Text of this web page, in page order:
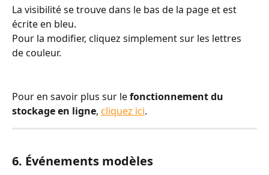
La visibilité se trouve dans le bas de la page et est
écrite en bleu.
Pour la modifier, cliquez simplement sur les lettres
de couleur.
Pour en savoir plus sur le fonctionnement du
stockage en ligne, cliquez ici.
6. Événements modèles